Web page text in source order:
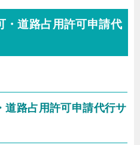
・道路占用許可申請代
道路占用許可申請代行サ